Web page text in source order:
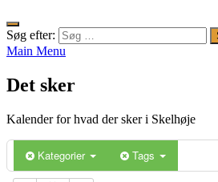
Søg efter:
Main Menu
Det sker
Kalender for hvad der sker i Skelhøje
Kategorier Tags